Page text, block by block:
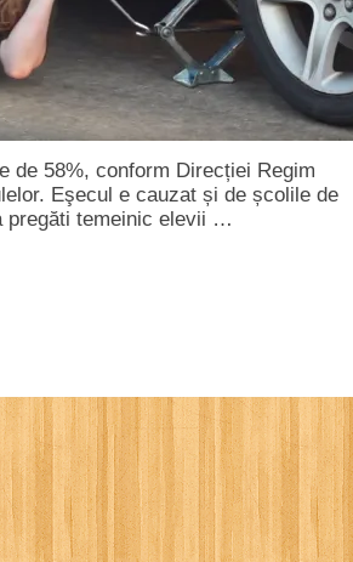
de 58%, conform Direcției Regim
Eşecul e cauzat și de școlile de
pregăti temeinic elevii …